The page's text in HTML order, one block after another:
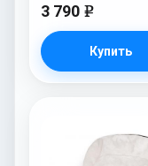
3 790 e
Купить